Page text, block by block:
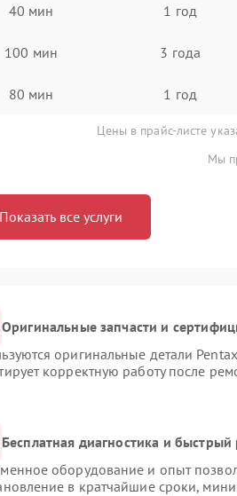
40 мин 1 год
100 мин 3 года
80 мин 1 год
Цены в прайс-листе
Мы
Показать все услуги
Оригинальные запчасти и
оригинальные детали
корректную работу после
Бесплатная диагностика и
оборудование и опыт
в кратчайшие сроки,